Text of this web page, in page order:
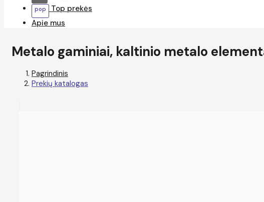
Top prekės
Apie mus
Metalo gaminiai, kaltinio metalo
Pagrindinis
Prekių katalogas